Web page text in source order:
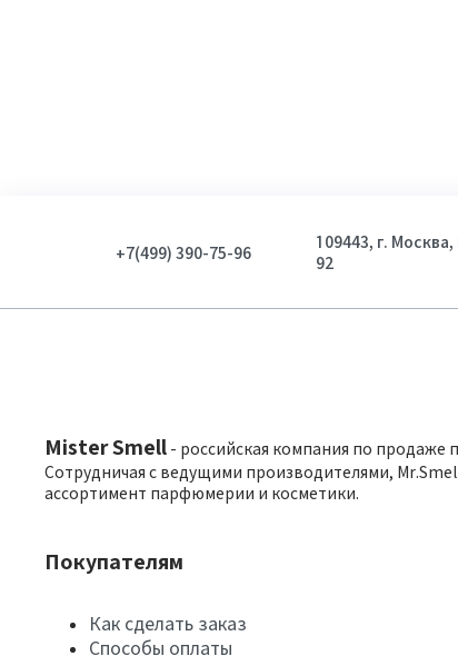
+7(499) 390-75-96
109443, г.
92
Mister Smell - российская компания по
Сотрудничая с ведущими производителями,
ассортимент парфюмерии и косметики.
Покупателям
Как сделать заказ
Способы оплаты